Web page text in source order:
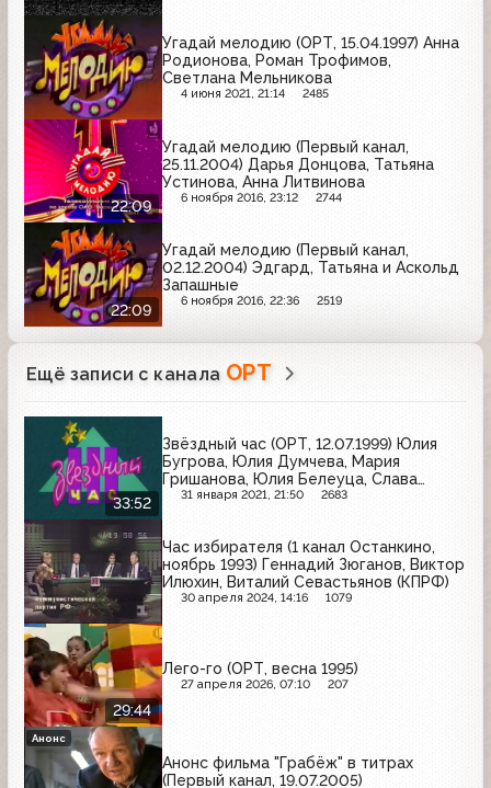
Угадай мелодию (ОРТ, 15.04.1997) Анна
Родионова, Роман Трофимов,
Светлана Мельникова
4 июня 2021, 21:14 2485
22:09
Угадай мелодию (Первый канал,
25.11.2004) Дарья Донцова, Татьяна
Устинова, Анна Литвинова
6 ноября 2016, 23:12 2744
22:09
Угадай мелодию (Первый канал,
02.12.2004) Эдгард, Татьяна и Аскольд
Запашные
6 ноября 2016, 22:36 2519
Ещё записи с канала ОРТ
33:52
Звёздный час (ОРТ, 12.07.1999) Юлия
Бугрова, Юлия Думчева, Мария
Гришанова, Юлия Белеуца, Слава
Скрипник, Артур Миндаров
31 января 2021, 21:50 2683
Час избирателя (1 канал Останкино,
ноябрь 1993) Геннадий Зюганов, Виктор
Илюхин, Виталий Севастьянов (КПРФ)
30 апреля 2024, 14:16 1079
29:44
Лего-го (ОРТ, весна 1995)
27 апреля 2026, 07:10 207
Анонс фильма "Грабёж" в титрах
(Первый канал, 19.07.2005)
Анонс